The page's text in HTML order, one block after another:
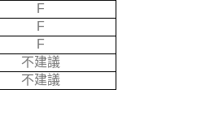
、核對及更正。
userRule
F
F
F
不建議
不建議